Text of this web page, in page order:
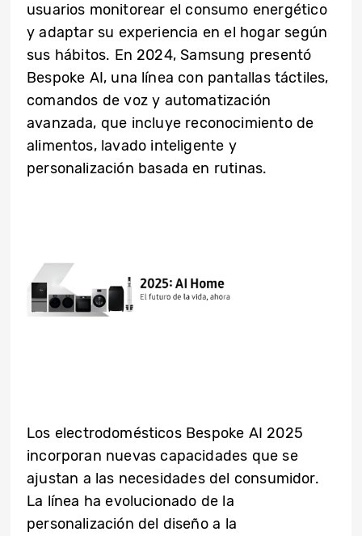
usuarios monitorear el consumo energético
y adaptar su experiencia en el hogar según
sus hábitos. En 2024, Samsung presentó
Bespoke AI, una línea con pantallas táctiles,
comandos de voz y automatización
avanzada, que incluye reconocimiento de
alimentos, lavado inteligente y
personalización basada en rutinas.
Los electrodomésticos Bespoke AI 2025
incorporan nuevas capacidades que se
ajustan a las necesidades del consumidor.
La línea ha evolucionado de la
personalización del diseño a la